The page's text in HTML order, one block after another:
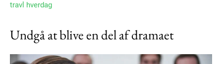
travl hverdag
Undgå at blive en del af dramaet